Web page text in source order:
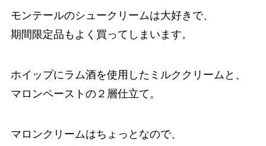
モンテールのシュークリームは大好きで、
期間限定品もよく買ってしまいます。
ホイップにラム酒を使用したミルククリームと、
マロンペーストの２層仕立て。
マロンクリームはちょっとなので、